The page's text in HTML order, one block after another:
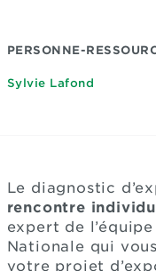
PERSONNE-
Sylvie Lafond
Le diagnostic
rencontre
expert de
Nationale qui
votre projet